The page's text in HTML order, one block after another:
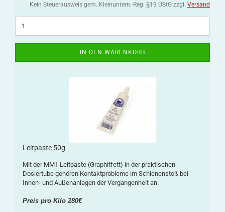
Kein Steuerausweis gem. Kleinuntern.-Reg. §19 UStG zzgl. Versand
IN DEN WARENKORB
Leitpaste 50g
Mit der MM1 Leitpaste (Graphitfett) in der praktischen
Dosiertube gehören Kontaktprobleme im Schienenstoß bei
Innen- und Außenanlagen der Vergangenheit an.
Preis pro Kilo 280€